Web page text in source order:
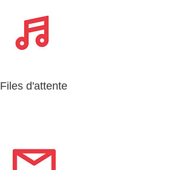
Files d'attente